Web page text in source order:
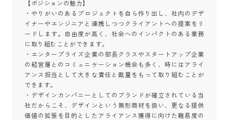
【ポジションの魅力】
・やりがいのあるプロジェクトを自ら作り出し、社内のデザ
イナーやエンジニアと連携しつつクライアントへの提案をリ
ードします。自由度が高く、社会へのインパクトのある業務
に取り組むことができます。
・エンタープライズ企業の部長クラスやスタートアップ企業
の経営層とのコミュニケーション機会も多く、時にはアライ
アンス担当として大きな責任と裁量をもって取り組むことが
できます。
・デザインカンパニーとしてのブランドが確立されている当
社だからこそ、デザインという無形商材を扱い、更なる提供
価値の拡張を目的としたアライアンス獲得に向けた難易度の